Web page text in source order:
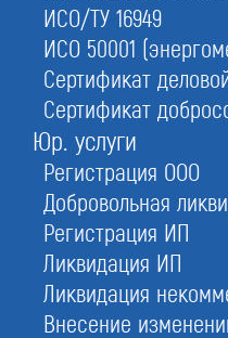
ИСО/ТУ 16949
ИСО 50001
Сертификат
Сертификат
Юр. услуги
Регистрация ООО
Добровольная
Регистрация ИП
Ликвидация ИП
Ликвидация
Внесение
Сокращенное наименование:
Ассоциация СРО «МОП»
Номер в реестре:
СРО-П-070-02122009
Дата регистрации:
02.12.2009
7707004475
1097799007514